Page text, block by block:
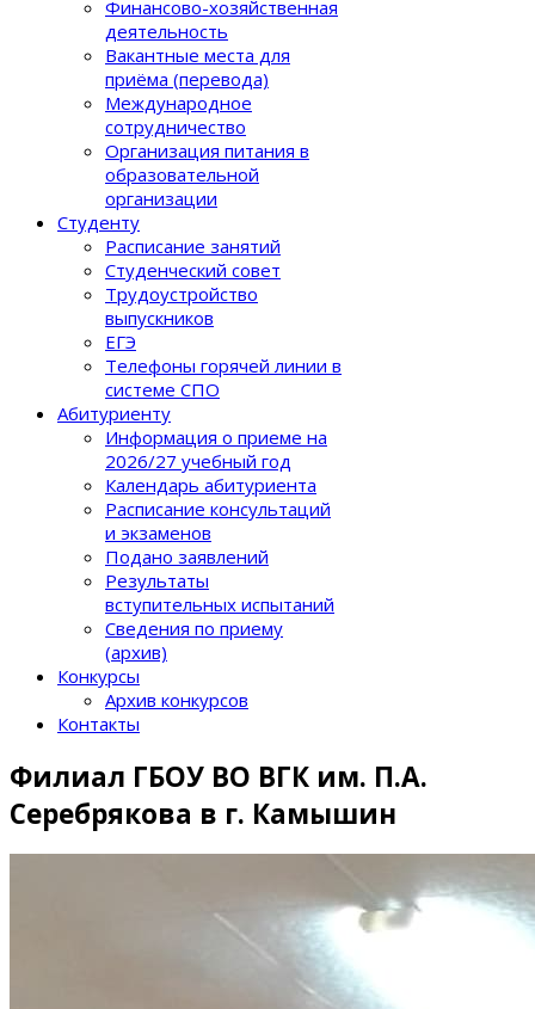
Финансово-хозяйственная
деятельность
Вакантные места для
приёма (перевода)
Международное
сотрудничество
Организация питания в
образовательной
организации
Студенту
Расписание занятий
Студенческий совет
Трудоустройство
выпускников
ЕГЭ
Телефоны горячей линии в
системе СПО
Абитуриенту
Информация о приеме на
2026/27 учебный год
Календарь абитуриента
Расписание консультаций
и экзаменов
Подано заявлений
Результаты
вступительных испытаний
Сведения по приему
(архив)
Конкурсы
Архив конкурсов
Контакты
Филиал ГБОУ ВО ВГК им. П.А.
Серебрякова в г. Камышин